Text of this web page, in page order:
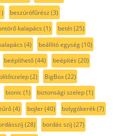
beszúrófűrész (3)
kalapács (1) betét(25)
(4) beállító egység(10)
beépíthető(44) beépítés (20)
(2) BigBox(22)
bionic(1) biztonsági szelep(1)
(4) bojler(40) bolygókerék(7)
(28) bordás szíj (27)